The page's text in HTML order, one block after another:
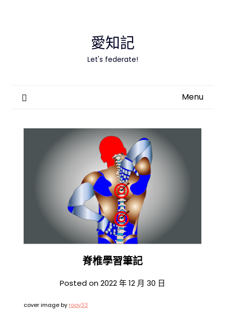
愛知記
Let's federate!
Menu
脊椎學習筆記
Posted on2022 年 12 月 30 日
cover image by rooy33